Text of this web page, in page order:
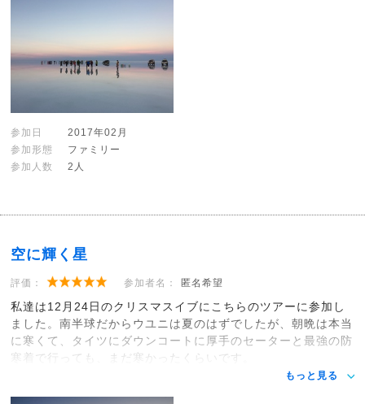
参加日
2017年02月
参加形態
ファミリー
参加人数
2人
空に輝く星
評価： 参加者名： 匿名希望
私達は12月24日のクリスマスイブにこちらのツアーに参加し
ました。南半球だからウユニは夏のはずでしたが、朝晩は本当
に寒くて、タイツにダウンコートに厚手のセーターと最強の防
寒着で行っても、まだ寒かったくらいです。
もっと見る